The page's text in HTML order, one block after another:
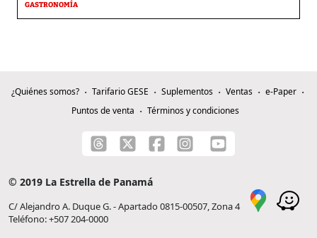
GASTRONOMÍA
¿Quiénes somos? Tarifario GESE Suplementos Ventas
e-Paper
Puntos de venta
Términos y condiciones
© 2019 La Estrella de Panamá
C/ Alejandro A. Duque G. - Apartado 0815-00507, Zona 4
Teléfono: +507 204-0000